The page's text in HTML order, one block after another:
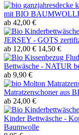
mit BIO
ab 42,00 €
JERSEY - GOTS
ab 12,00 € 14,50 €
Bettwäsche - NATUR
ab 9,90 €
Matratzenschoner aus
ab 24,00 €
Kinder Bettwäsche -
Baumwolle